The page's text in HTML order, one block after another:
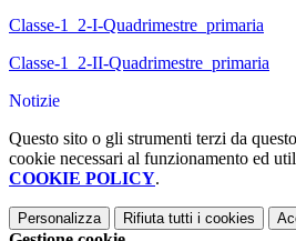
Classe-1_2-I-Quadrimestre_primaria
Classe-1_2-II-Quadrimestre_primaria
Notizie
Questo sito o gli strumenti terzi da
cookie necessari al funzionamento ed
COOKIE POLICY.
Personalizza Rifiuta tutti i cookies